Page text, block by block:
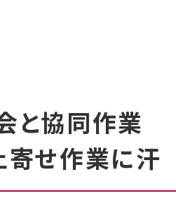
と協同作業
寄せ作業に汗